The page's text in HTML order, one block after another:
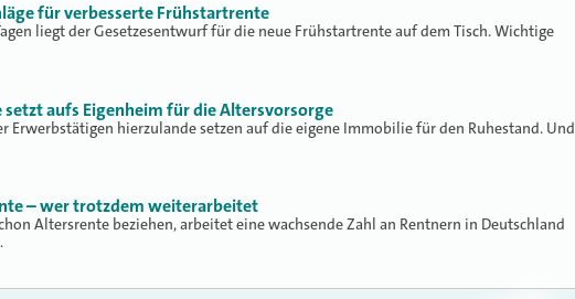
für verbesserte Frühstartrente
liegt der Gesetzesentwurf für die neue Frühstartrente auf dem Tisch. Wichtige
setzt aufs Eigenheim für die Altersvorsorge
Erwerbstätigen hierzulande setzen auf die eigene Immobilie für den Ruhestand. Und
– wer trotzdem weiterarbeitet
Altersrente beziehen, arbeitet eine wachsende Zahl an Rentnern in Deutschland